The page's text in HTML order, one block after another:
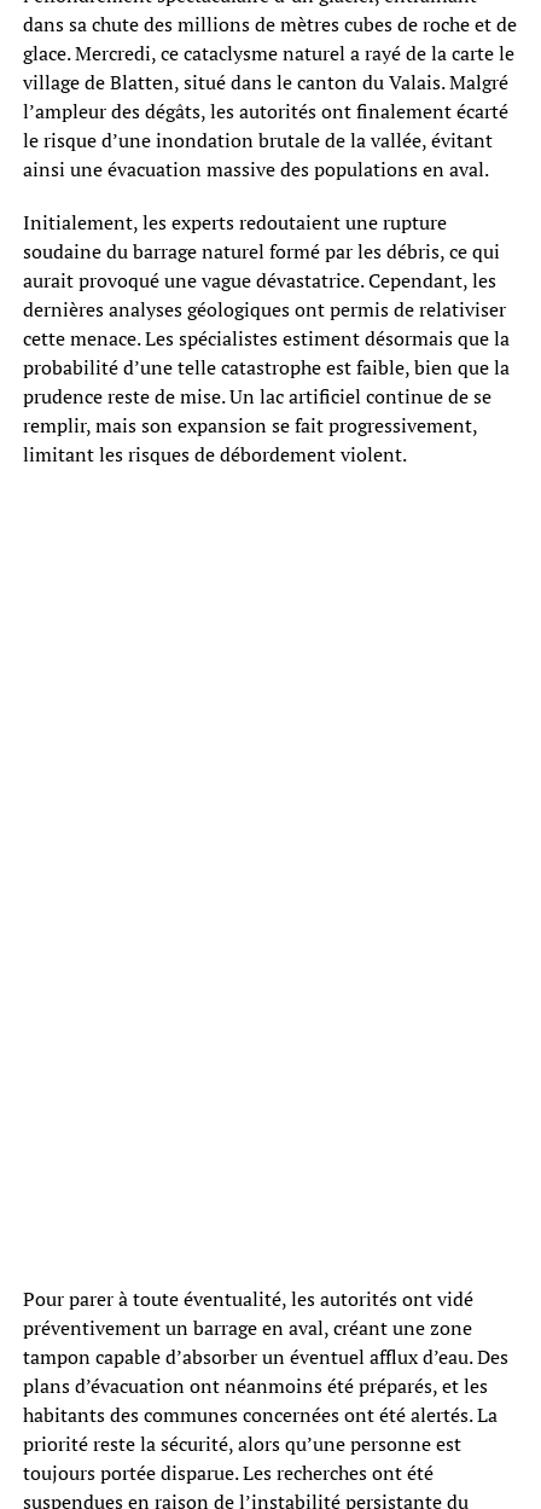
dans sa chute des millions de mètres cubes de roche et de
glace. Mercredi, ce cataclysme naturel a rayé de la carte le
village de Blatten, situé dans le canton du Valais. Malgré
l’ampleur des dégâts, les autorités ont finalement écarté
le risque d’une inondation brutale de la vallée, évitant
ainsi une évacuation massive des populations en aval.
Initialement, les experts redoutaient une rupture
soudaine du barrage naturel formé par les débris, ce qui
aurait provoqué une vague dévastatrice. Cependant, les
dernières analyses géologiques ont permis de relativiser
cette menace. Les spécialistes estiment désormais que la
probabilité d’une telle catastrophe est faible, bien que la
prudence reste de mise. Un lac artificiel continue de se
remplir, mais son expansion se fait progressivement,
limitant les risques de débordement violent.
Pour parer à toute éventualité, les autorités ont vidé
préventivement un barrage en aval, créant une zone
tampon capable d’absorber un éventuel afflux d’eau. Des
plans d’évacuation ont néanmoins été préparés, et les
habitants des communes concernées ont été alertés. La
priorité reste la sécurité, alors qu’une personne est
toujours portée disparue. Les recherches ont été
suspendues en raison de l’instabilité persistante du